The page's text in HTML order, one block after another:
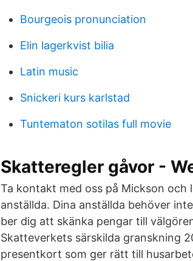
Bourgeois pronunciation
Elin lagerkvist bilia
Latin music
Snickeri kurs karlstad
Tuntematon sotilas full movie
Skatteregler gåvor -
Ta kontakt med oss på Mickson
anställda. Dina anställda behöver
ber dig att skänka pengar till
Skatteverkets särskilda granskning
presentkort som ger rätt till